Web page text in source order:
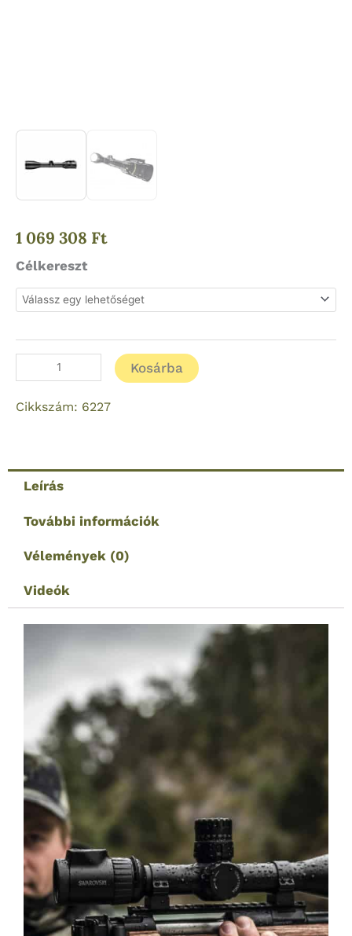
1 069 308 Ft
Célkereszt
Swarovski
Z6i
2nd
2-
Céltávcső
Kosárba
Cikkszám: 6227
Leírás
További információk
Vélemények (0)
Videók